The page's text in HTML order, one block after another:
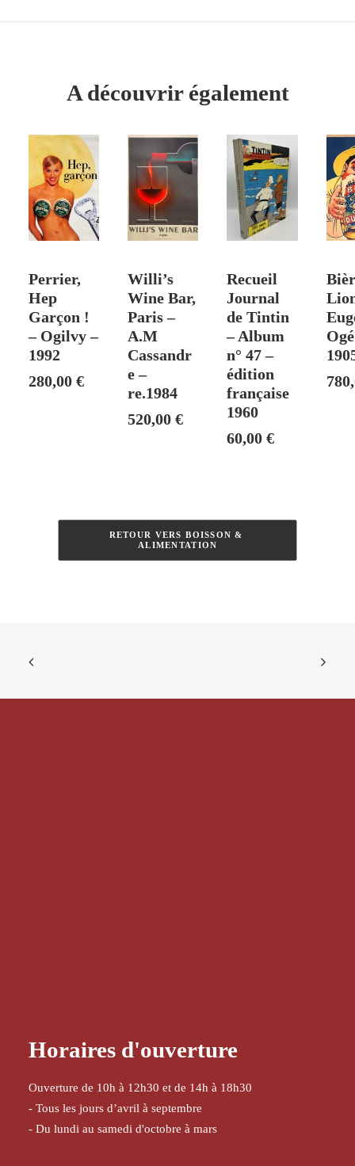
AnonymeA découvrir également
Perrier,
Hep
Garçon !
– Ogilvy –
1992
280,00 €
Willi’s
Wine Bar,
Paris –
A.M
Cassandr
e –
re.1984
520,00€
Recueil
Journal
de Tintin
– Album
n° 47 –
édition
française
1960
60,00€
RETOUR VERS BOISSON &
ALIMENTATION
Horaires d'ouverture
Ouverture de 10h à 12h30 et de 14h à 18h30
- Tous les jours d’avril à septembre
- Du lundi au samedi d'octobre à mars